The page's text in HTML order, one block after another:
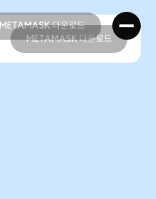
METAMASK 다운로드
METAMASK 다운로드
METAMASK 다운로드